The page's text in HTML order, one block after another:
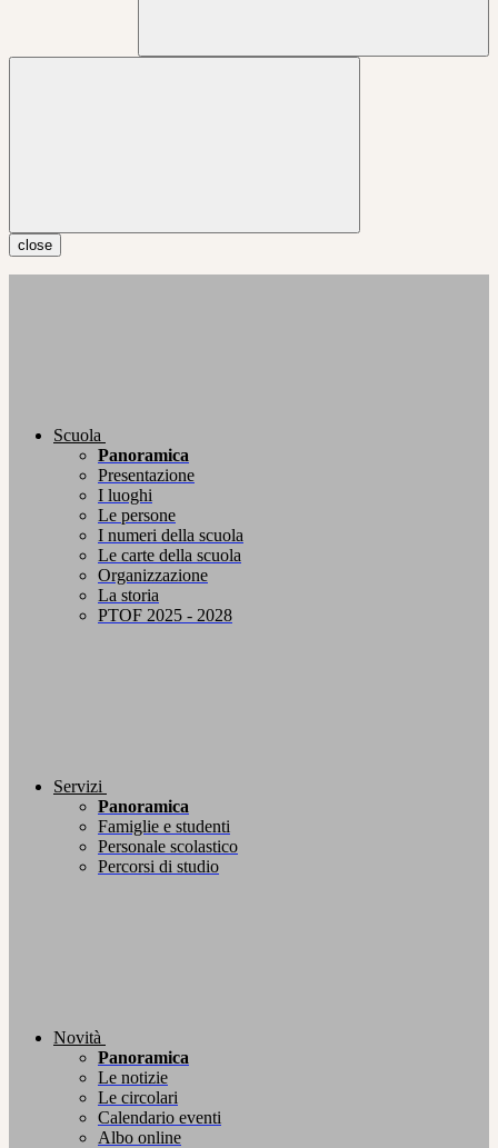
close
Scuola
Panoramica
Presentazione
I luoghi
Le persone
I numeri della scuola
Le carte della scuola
Organizzazione
La storia
PTOF 2025 - 2028
Servizi
Panoramica
Famiglie e studenti
Personale scolastico
Percorsi di studio
Novità
Panoramica
Le notizie
Le circolari
Calendario eventi
Albo online